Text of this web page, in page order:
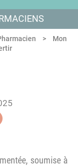
Mon
e-mail
sursursur
soumise à